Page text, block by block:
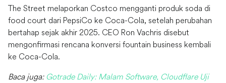
The Street melaporkan Costco mengganti produk soda di
food court dari PepsiCo ke Coca-Cola, setelah perubahan
bertahap sejak akhir 2025. CEO Ron Vachris disebut
mengonfirmasi rencana konversi fountain business kembali
ke Coca-Cola.
Baca juga: Gotrade Daily: Malam Software, Cloudflare Uji